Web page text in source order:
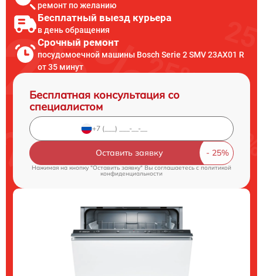
ремонт по желанию
Бесплатный выезд курьера
в день обращения
Срочный ремонт
посудомоечной машины Bosch Serie 2 SMV 23AX01 R
от 35 минут
Бесплатная консультация со
специалистом
Оставить заявку
Нажимая на кнопку "Оставить заявку" Вы соглашаетесь cполитикой
конфиденциальности